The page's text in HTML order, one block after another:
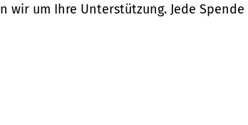
wir um Ihre Unterstützung. Jede Spende